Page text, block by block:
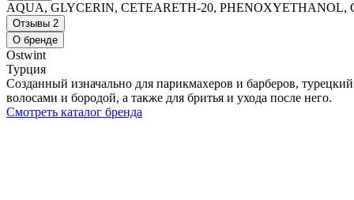
AQUA, GLYCERIN, CETEARETH-20, PHENOXYETHANOL,
Отзывы 2
О бренде
Ostwint
Турция
Созданный изначально для парикмахеров и барберов,
волосами и бородой, а также для бритья и ухода после него.
Смотреть каталог бренда